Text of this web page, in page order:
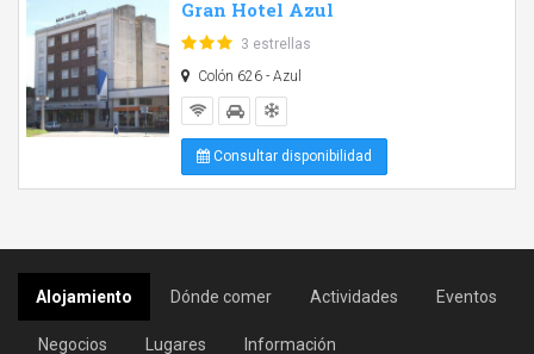
Gran Hotel Azul
3 estrellas
Colón 626 - Azul
Consultar disponibilidad
Alojamiento Dónde comer Actividades Eventos
Negocios Lugares Información